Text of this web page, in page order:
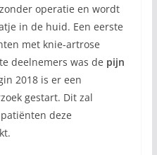
operatie en wordt
in de huid. Een eerste
met knie-artrose
deelnemers was de pijn
2018 is er een
gestart. Dit zal
deze